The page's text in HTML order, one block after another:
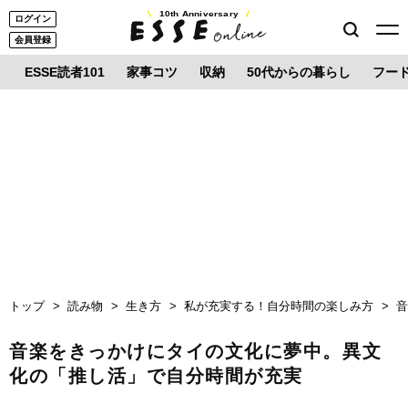
ログイン
会員登録
10th Anniversary
ESSE読者101 家事コツ 収納 50代からの暮らし フー
トップ 読み物 生き方 私が充実する！自分時間の楽しみ方
音楽をきっかけにタイの文化に夢中。異文
化の「推し活」で自分時間が充実